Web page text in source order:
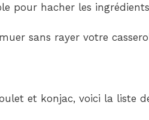
pour hacher les
sans rayer votre
et konjac, voici la liste